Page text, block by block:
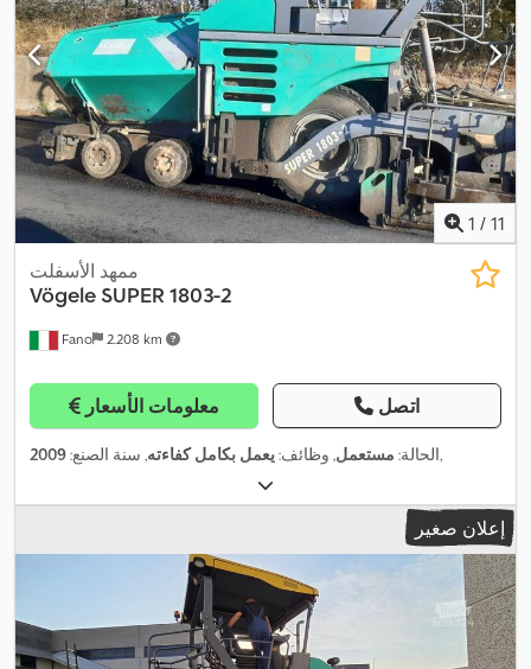
1 / 11
Fano 2.208 km
ممهد الأسفلت
Vögele SUPER 1803-2
معلومات الأسعار اتصل
الحالة: مستعمل, وظائف:يعمل بكامل كفاءته, سنة الصنع:2009 ,
إعلان صغير